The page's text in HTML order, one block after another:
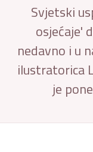
Svjetski
osjećaje'
nedavno i u
ilustratorica
je